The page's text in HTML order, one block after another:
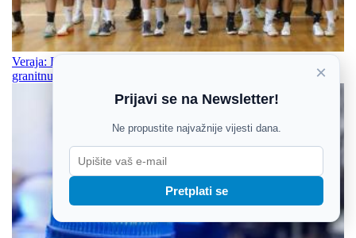
Veraja: Ligu za prvaka moramo si svi postaviti kao cilj, gradimo
granitnu obranu
×
Prijavi se na Newsletter!
Ne propustite najvažnije vijesti dana.
Pretplati se